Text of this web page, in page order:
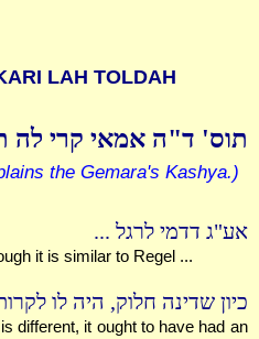
LAH TOLDAH
תוס' ד"ה אמאי קרי לה
the Gemara's Kashya.)
אע"ג דדמי לרגל ...
it is similar to Regel ...
כיון שדינה חלוק, היה לו
different, it ought to have had an